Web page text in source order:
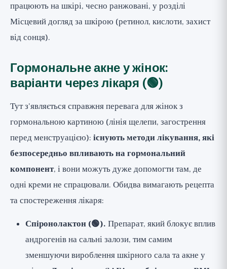
працюють на шкірі, чесно ранжовані, у розділі
Місцевий догляд за шкірою (ретинол, кислоти, захист
від сонця).
Гормональне акне у жінок:
варіанти через лікаря (🟢)
Тут з'являється справжня перевага для жінок з
гормональною картиною (лінія щелепи, загострення
перед менструацією): існують методи лікування, які
безпосередньо впливають на гормональний
компонент, і вони можуть дуже допомогти там, де
одні креми не спрацювали. Обидва вимагають рецепта
та спостереження лікаря:
Спіронолактон (🟢). Препарат, який блокує вплив
андрогенів на сальні залози, тим самим
зменшуючи вироблення шкірного сала та акне у